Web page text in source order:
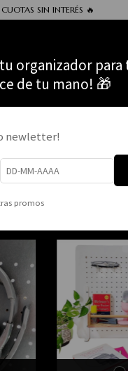
SIN INTERÉS 🔥
organizador
de tu mano! 🎁
newletter!
promos